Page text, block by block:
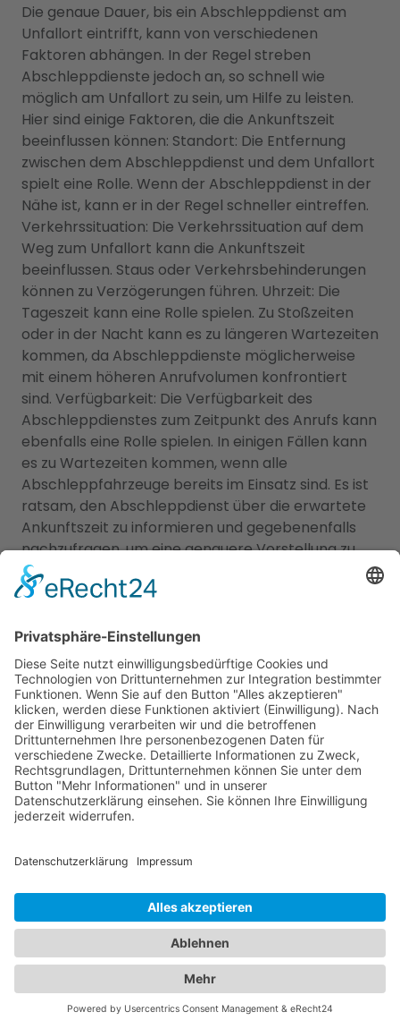
Die genaue Dauer, bis ein Abschleppdienst am
Unfallort eintrifft, kann von verschiedenen
Faktoren abhängen. In der Regel streben
Abschleppdienste jedoch an, so schnell wie
möglich am Unfallort zu sein, um Hilfe zu leisten.
Hier sind einige Faktoren, die die Ankunftszeit
beeinflussen können: Standort: Die Entfernung
zwischen dem Abschleppdienst und dem Unfallort
spielt eine Rolle. Wenn der Abschleppdienst in der
Nähe ist, kann er in der Regel schneller eintreffen.
Verkehrssituation: Die Verkehrssituation auf dem
Weg zum Unfallort kann die Ankunftszeit
beeinflussen. Staus oder Verkehrsbehinderungen
können zu Verzögerungen führen. Uhrzeit: Die
Tageszeit kann eine Rolle spielen. Zu Stoßzeiten
oder in der Nacht kann es zu längeren Wartezeiten
kommen, da Abschleppdienste möglicherweise
mit einem höheren Anrufvolumen konfrontiert
sind. Verfügbarkeit: Die Verfügbarkeit des
Abschleppdienstes zum Zeitpunkt des Anrufs kann
ebenfalls eine Rolle spielen. In einigen Fällen kann
es zu Wartezeiten kommen, wenn alle
Abschleppfahrzeuge bereits im Einsatz sind. Es ist
ratsam, den Abschleppdienst über die erwartete
Ankunftszeit zu informieren und gegebenenfalls
nachzufragen, um eine genauere Vorstellung zu
erhalten.
Finden Sie den passenden
Abschleppdienst und das
ideale Hotel - Unser
Branchenportal macht es
möglich
In unserem umfassenden Branchenportal finden
Sie nicht nur alle Informationen rund um
zuverlässige Abschleppdienste, sondern auch eine
breite Auswahl an Hotels für Ihren nächsten
Plattform, um sowohl bei Fahrzeugpannen als
bestens informiert zu sein. Egal ob Sie geschäftlich
oder privat unterwegs sind, unser Branchenportal
präsentiert Ihnen eine Vielzahl von Hotels in
verschiedenen Preiskategorien und mit
unterschiedlichen Ausstattungen. Erfahren Sie
mehr über Lage, Zimmeroptionen,